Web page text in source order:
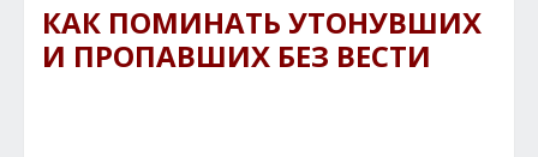
КАК ПОМИНАТЬ УТОНУВШИХ
И ПРОПАВШИХ БЕЗ ВЕСТИ